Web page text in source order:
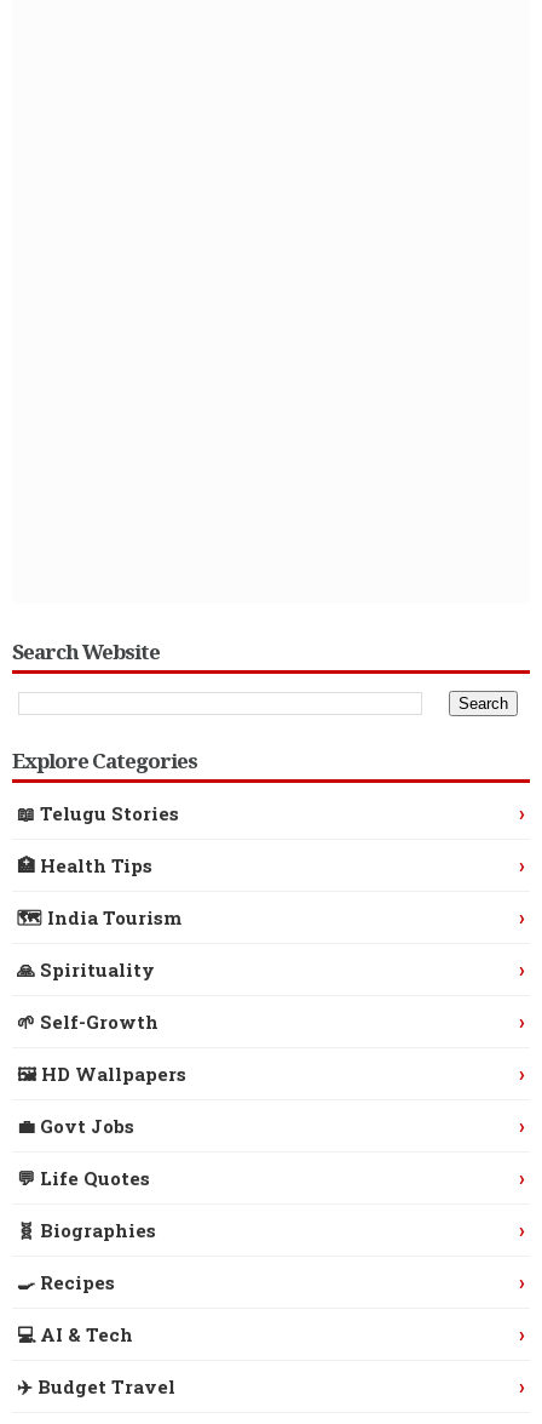
Search Website
Explore Categories
📖 Telugu Stories ›
🏥 Health Tips ›
🗺️ India Tourism ›
🙏 Spirituality ›
🌱 Self-Growth ›
🖼️ HD Wallpapers ›
💼 Govt Jobs ›
💬 Life Quotes ›
🧬 Biographies ›
🍳 Recipes ›
💻 AI & Tech ›
✈️ Budget Travel ›